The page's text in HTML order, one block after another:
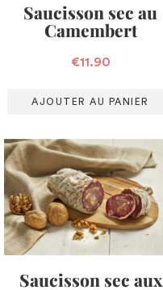
Saucisson sec au
Camembert
€11.90
AJOUTER AU PANIER
Saucisson sec aux